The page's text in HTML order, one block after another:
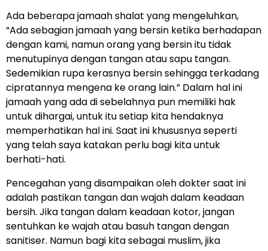
Ada beberapa jamaah shalat yang mengeluhkan,
“Ada sebagian jamaah yang bersin ketika berhadapan
dengan kami, namun orang yang bersin itu tidak
menutupinya dengan tangan atau sapu tangan.
Sedemikian rupa kerasnya bersin sehingga terkadang
cipratannya mengena ke orang lain.” Dalam hal ini
jamaah yang ada di sebelahnya pun memiliki hak
untuk dihargai, untuk itu setiap kita hendaknya
memperhatikan hal ini. Saat ini khususnya seperti
yang telah saya katakan perlu bagi kita untuk
berhati-hati.
Pencegahan yang disampaikan oleh dokter saat ini
adalah pastikan tangan dan wajah dalam keadaan
bersih. Jika tangan dalam keadaan kotor, jangan
sentuhkan ke wajah atau basuh tangan dengan
sanitiser. Namun bagi kita sebagai muslim, jika